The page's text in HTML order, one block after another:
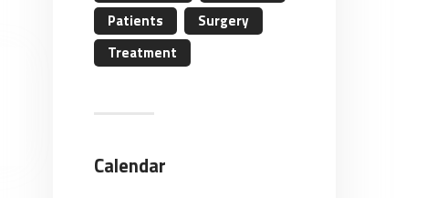
Patients
Surgery
Treatment
Calendar